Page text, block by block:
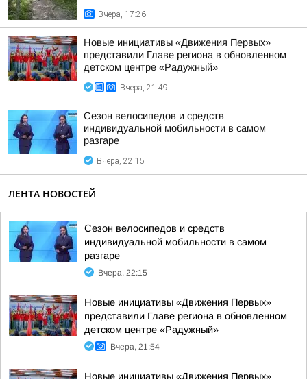
Вчера, 17:26
Новые инициативы «Движения Первых»
представили Главе региона в обновленном
детском центре «Радужный»
Вчера, 21:49
Сезон велосипедов и средств
индивидуальной мобильности в самом
разгаре
Вчера, 22:15
ЛЕНТА НОВОСТЕЙ
Сезон велосипедов и средств
индивидуальной мобильности в самом
разгаре
Вчера, 22:15
Новые инициативы «Движения Первых»
представили Главе региона в обновленном
детском центре «Радужный»
Вчера, 21:54
Новые инициативы «Движения Первых»